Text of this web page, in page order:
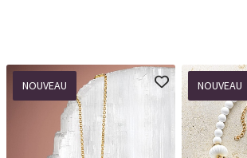
NOUVEAU NOUVEAU